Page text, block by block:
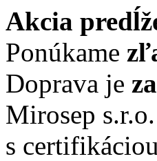
Akcia
Ponúkame
Doprava je
Mirosep
s